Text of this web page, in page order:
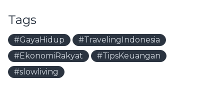
Tags
#GayaHidup
#TravelingIndonesia
#EkonomiRakyat
#TipsKeuangan
#slowliving